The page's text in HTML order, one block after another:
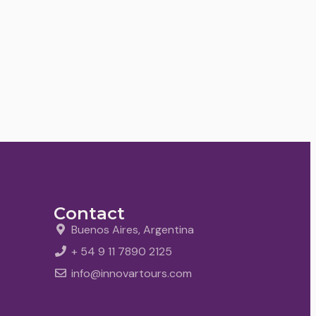
Contact
Buenos Aires, Argentina
+ 54 9 11 7890 2125
info@innovartours.com